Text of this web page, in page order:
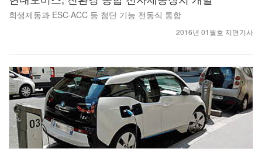
회생제동과 ESC·ACC 등 첨단 기능 전동식 통합
2016년 01월호 지면기사